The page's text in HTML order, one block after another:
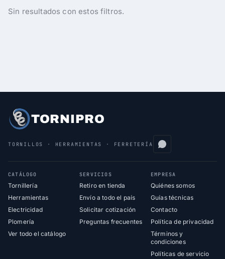
Sin resultados con estos filtros.
TORNIPRO
TORNILLOS · HERRAMIENTAS · FERRETERÍA
CATÁLOGO
Tornillería
Herramientas
Electricidad
Plomería
Ver todo el catálogo
SERVICIOS
Retiro en tienda
Envío a todo el país
Solicitar cotización
Preguntas frecuentes
EMPRESA
Quiénes somos
Guías técnicas
Contacto
Política de privacidad
Términos y
condiciones
Políticas de servicio